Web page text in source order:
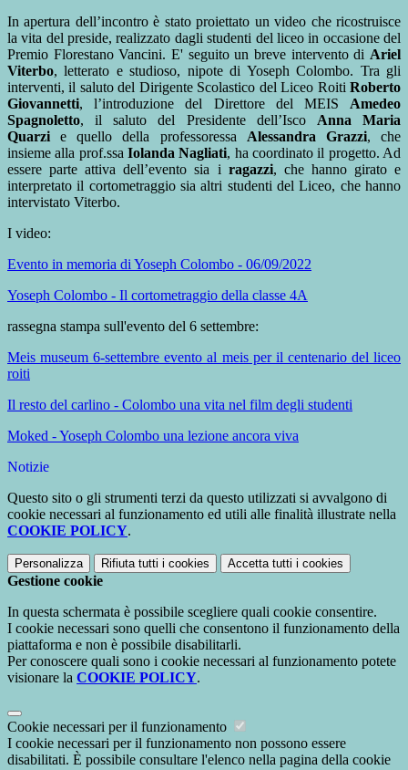
In apertura dell’incontro è stato proiettato un video che ricostruisce
la vita del preside, realizzato dagli studenti del liceo in occasione del
Premio Florestano Vancini. E' seguito un breve intervento di Ariel
Viterbo, letterato e studioso, nipote di Yoseph Colombo. Tra gli
interventi, il saluto del Dirigente Scolastico del Liceo Roiti Roberto
Giovannetti, l’introduzione del Direttore del MEIS
Amedeo
Spagnoletto, il saluto del Presidente dell’Isco
Anna Maria
Quarzi
e quello della professoressa Alessandra Grazzi, che
insieme alla prof.ssa Iolanda Nagliati, ha coordinato il progetto. Ad
essere parte attiva dell’evento sia i ragazzi, che hanno girato e
interpretato il cortometraggio sia altri studenti del Liceo, che hanno
intervistato Viterbo.
I video:
Evento in memoria di Yoseph Colombo - 06/09/2022
Yoseph Colombo - Il cortometraggio della classe 4A
rassegna stampa sull'evento del 6 settembre:
Meis museum 6-settembre evento al meis per il centenario del liceo
roiti
Il resto del carlino - Colombo una vita nel film degli studenti
Moked - Yoseph Colombo una lezione ancora viva
Notizie
Questo sito o gli strumenti terzi da questo utilizzati si avvalgono di
cookie necessari al funzionamento ed utili alle finalità illustrate nella
COOKIE POLICY.
Personalizza Rifiuta tutti i cookies Accetta tutti i cookies
Gestione cookie
In questa schermata è possibile scegliere quali cookie consentire.
I cookie necessari sono quelli che consentono il funzionamento della
piattaforma e non è possibile disabilitarli.
Per conoscere quali sono i cookie necessari al funzionamento potete
visionare la COOKIE POLICY.
Cookie necessari per il funzionamento
I cookie necessari per il funzionamento non possono essere
disabilitati. È possibile consultare l'elenco nella pagina della cookie